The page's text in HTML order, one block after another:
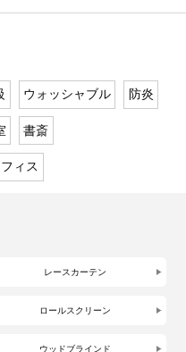
ウォッシャブル 防炎
書斎
ィス
レースカーテン
ロールスクリーン
ウッドブラインド